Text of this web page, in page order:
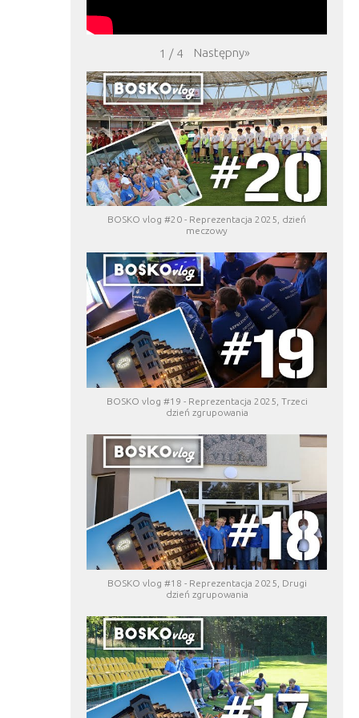
1 / 4 Następny»
BOSKO vlog #20 - Reprezentacja 2025, dzień
meczowy
BOSKO vlog #19 - Reprezentacja 2025, Trzeci
dzień zgrupowania
BOSKO vlog #18 - Reprezentacja 2025, Drugi
dzień zgrupowania